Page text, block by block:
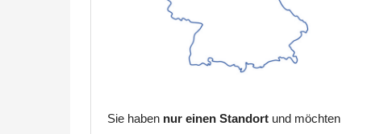
Sie haben nur einen Standort und möchten